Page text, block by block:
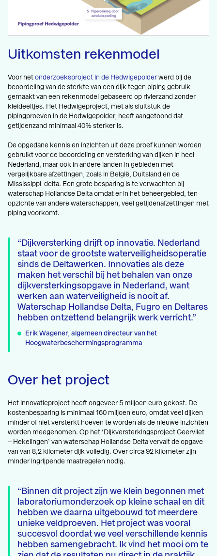
Uitkomsten rekenmodel
Voor het onderzoeksproject in de Hedwigepolderwerd bij de
beoordeling van de sterkte van een dijk tegen piping gebruik
gemaakt van een rekenmodel gebaseerd op rivierzand zonder
kleideeltjes. Het Hedwigeproject, met als sluitstuk de
pipingproeven in de Hedwigepolder, heeft aangetoond dat
getijdenzand minimaal 40% sterker is.
De opgedane kennis en inzichten uit deze proef kunnen worden
gebruikt voor de beoordeling en versterking van dijken in heel
Nederland, maar ook in andere landen in gebieden met
vergelijkbare afzettingen, zoals in België, Duitsland en de
Mississippi-delta. Een grote besparing is te verwachten bij
waterschap Hollandse Delta omdat er in het beheergebied, ten
opzichte van andere waterschappen, veel getijdenafzettingen met
piping voorkomt.
Dijkversterking drijft op innovatie. Nederland
staat voor de grootste waterveiligheidsoperatie
sinds de Deltawerken. Innovaties als deze
maken het verschil bij het behalen van onze
dijkversterkingsopgave in Nederland, want
werken aan waterveiligheid is nooit af.
Waterschap Hollandse Delta, Fugro en Deltares
hebben ontzettend belangrijk werk verricht.
Erik Wagener, algemeen directeur van het
Hoogwaterbeschermingsprogramma
Over het project
Het innovatieproject heeft ongeveer 5 miljoen euro gekost. De
kostenbesparing is minimaal 160 miljoen euro, omdat veel dijken
minder of niet versterkt hoeven te worden als de nieuwe inzichten
worden meegenomen. Op het ‘Dijkversterkingsproject Geervliet
– Hekelingen’ van waterschap Hollandse Delta vervalt de opgave
van van 8,2 kilometer dijk volledig. Over circa 92 kilometer zijn
minder ingrijpende maatregelen nodig.
Binnen dit project zijn we klein begonnen met
laboratoriumonderzoek op kleine schaal en dit
hebben we daarna uitgebouwd tot meerdere
unieke veldproeven. Het project was vooral
succesvol doordat we veel verschillende kennis
hebben samengebracht. Ik vind het mooi om te